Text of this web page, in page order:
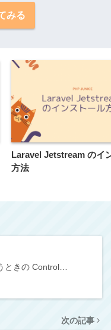
みる
Laravel Jetstream のイ
方法
ときの Control…
次の記事